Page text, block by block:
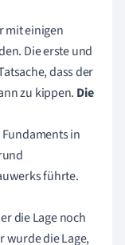
mit einigen
Die erste und
dass der
zu kippen. Die
in
führte.
die Lage noch
wurde die Lage,